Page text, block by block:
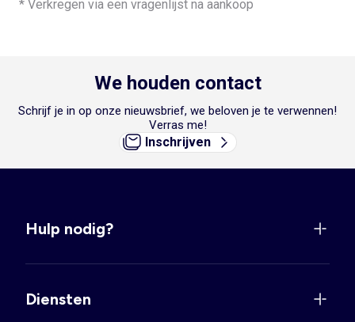
* Verkregen via een vragenlijst na aankoop
We houden contact
Schrijf je in op onze nieuwsbrief, we beloven je te verwennen!
Verras me!
Inschrijven
Hulp nodig?
Diensten